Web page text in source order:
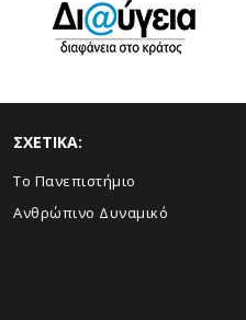
ΣΧΕΤΙΚΑ:
Το Πανεπιστήμιο
Ανθρώπινο Δυναμικό